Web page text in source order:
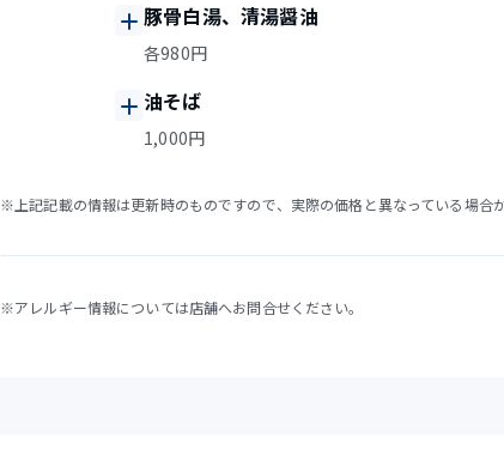
豚骨白湯、清湯醤油
各980円
油そば
1,000円
※上記記載の情報は更新時のものですので、実際の価格と異なっている場合
※アレルギー情報については店舗へお問合せください。